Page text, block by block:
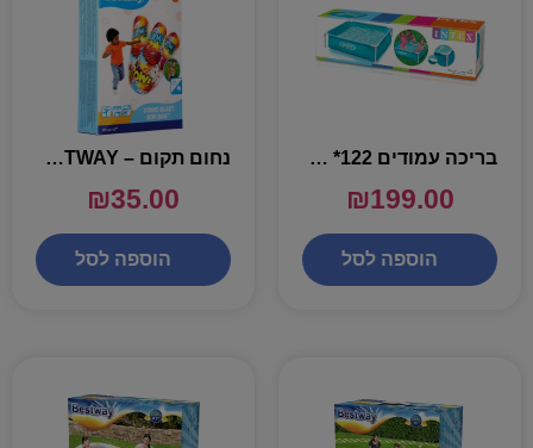
בריכה עמודים 122* 122*30 – INTEX
₪199.00
הוספה לסל
נחום תקום – BESTWAY
₪35.00
הוספה לסל